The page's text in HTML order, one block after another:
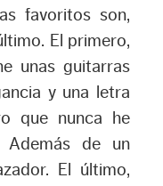
favoritos son,
El primero,
unas guitarras
y una letra
que nunca he
Además de un
El último,